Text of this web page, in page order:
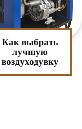
Как выбрать
лучшую
воздуходувку